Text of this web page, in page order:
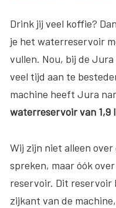
Drink jij veel koffie?
je het waterreservoir
vullen. Nou, bij de
veel tijd aan te
machine heeft Jura
waterreservoir van 1,9
Wij zijn niet alleen
spreken, maar óók
reservoir. Dit reservoir
zijkant van de